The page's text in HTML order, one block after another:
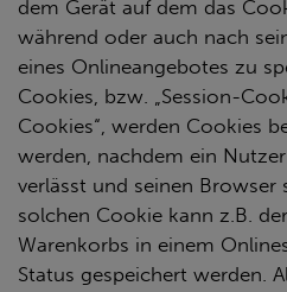
dem Gerät auf dem das
während oder auch nach
eines Onlineangebotes zu
Cookies, bzw. „Session-
Cookies“, werden Cookies
werden, nachdem ein
verlässt und seinen Browser
solchen Cookie kann z.B.
Warenkorbs in einem
Status gespeichert werden.